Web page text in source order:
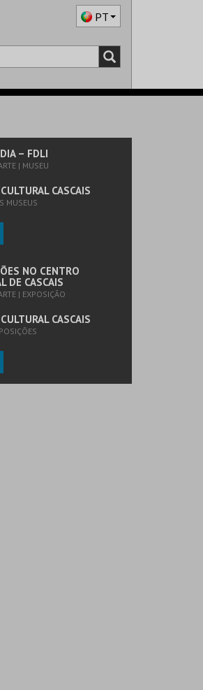
PT
– FDLI
| MUSEU
CASCAIS
MUSEUS
NO CENTRO
DE CASCAIS
| EXPOSIÇÃO
CASCAIS